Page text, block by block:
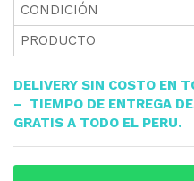
CONDICIÓN
PRODUCTO
DELIVERY SIN COSTO EN
– TIEMPO DE ENTREGA
GRATIS A TODO EL PERU.